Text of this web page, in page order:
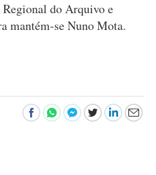
do Arquivo e
mantém-se Nuno Mota.